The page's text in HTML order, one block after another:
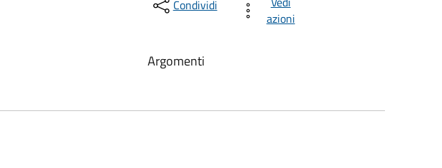
Condividi
azioni
Argomenti